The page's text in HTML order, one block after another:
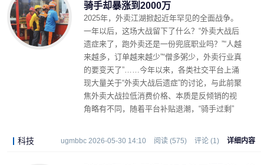
骑手却暴涨到2000万
2025年，外卖江湖掀起近年罕见的全面战争。
一年以后，这场大战留下了什么？“外卖大战后
遗症来了，跑外卖还是一份兜底职业吗？”“人越
来越多，订单越来越少”“僧多粥少，外卖行业真
的要变天了”……今年以来，各类社交平台上涌
现大量关于“外卖大战后遗症”的讨论，与此前聚
焦外卖大战拉低消费价格、本质是反倾销的视
角略有不同，随着平台补贴退潮，“骑手过剩”
“后遗症”正日渐凸显。
科技 ugmbbc 2026-05-30 14:10 阅读 (575) 评论 (1) 详细内容